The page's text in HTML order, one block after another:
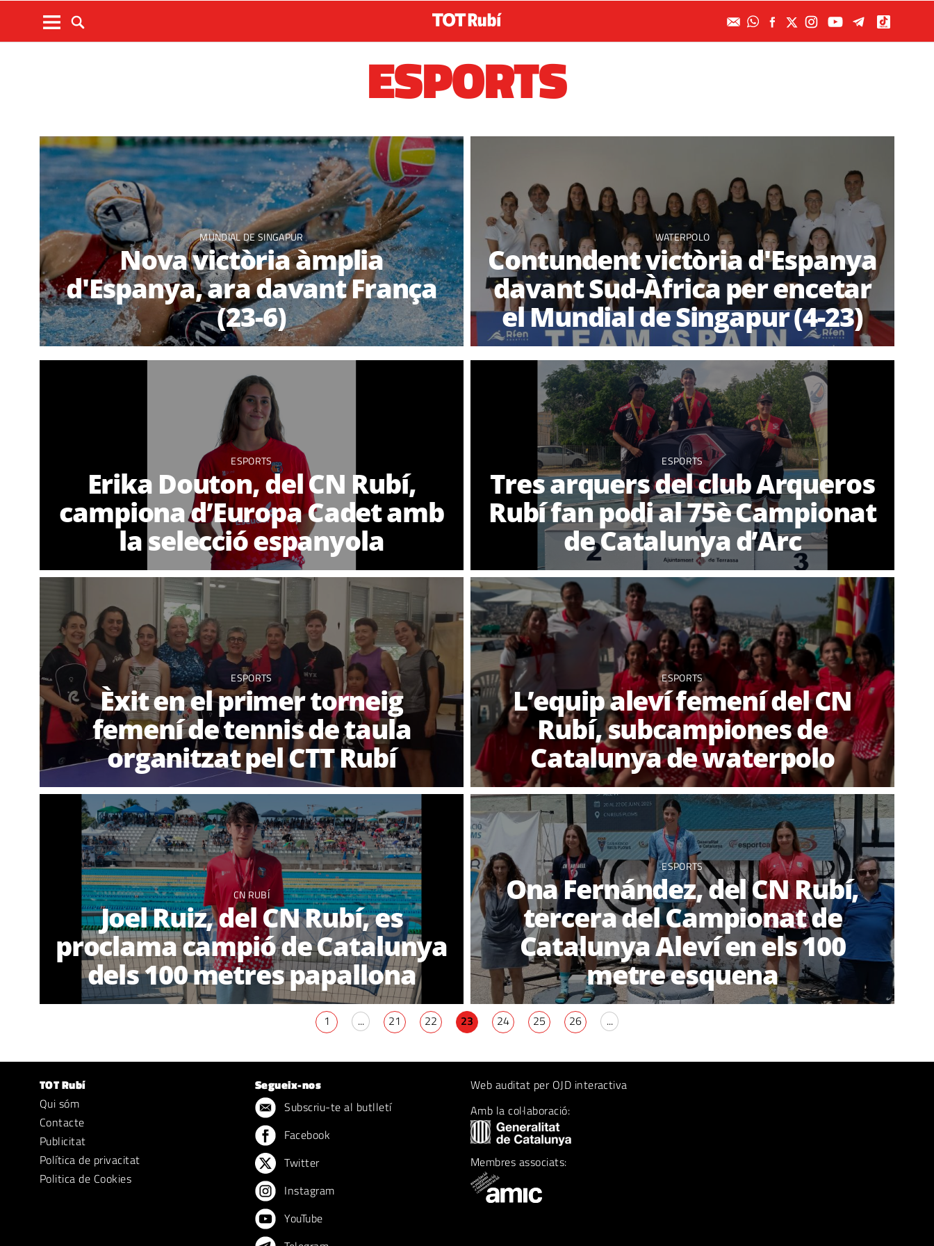
ESPORTS
MUNDIAL DE SINGAPUR
Nova victòria àmplia
d'Espanya, ara davant França
(23-6)
WATERPOLO
Contundent victòria d'Espanya
davant Sud-Àfrica per encetar
el Mundial de Singapur (4-23)
ESPORTS
Erika Douton, del CN Rubí,
campiona d’Europa Cadet amb
la selecció espanyola
ESPORTS
Tres arquers del club Arqueros
Rubí fan podi al 75è Campionat
de Catalunya d’Arc
ESPORTS
Èxit en el primer torneig
femení de tennis de taula
organitzat pel CTT Rubí
ESPORTS
L’equip aleví femení del CN
Rubí, subcampiones de
Catalunya de waterpolo
CN RUBÍ
Joel Ruiz, del CN Rubí, es
proclama campió de Catalunya
dels 100 metres papallona
ESPORTS
Ona Fernández, del CN Rubí,
tercera del Campionat de
Catalunya Aleví en els 100
metre esquena
1 ... 21 22 23 24 25 26 ...
TOT Rubí
Qui sóm
Contacte
Publicitat
Política de privacitat
Politica de Cookies
Segueix-nos
Subscriu-te al butlletí
Facebook
Twitter
Instagram
YouTube
Web auditat per OJD interactiva
Amb la col·laboració:
Membres associats: